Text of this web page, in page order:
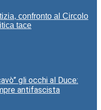
confronto al Circolo
tace
gli occhi al Duce:
antifascista